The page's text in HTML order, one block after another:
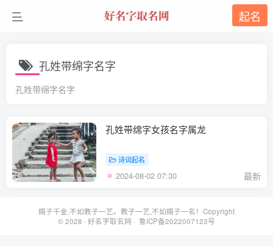
起名
孔姓带绵字名字
孔姓带绵字名字
孔姓带绵字女孩名字属龙
诗词起名
2024-08-02 07:30 最新
赐子千金,不如教子一艺。教子一艺,不如赐子一名！Copyright
© 2028 · 好名字取名网 · 鲁ICP备2022007123号